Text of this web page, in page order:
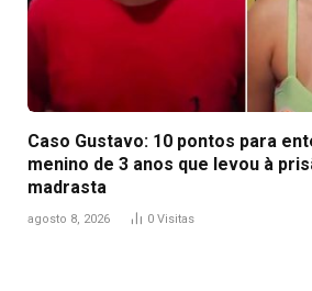
Caso Gustavo: 10 pontos para
menino de 3 anos que levou à
madrasta
agosto 8, 2026 0 Visitas